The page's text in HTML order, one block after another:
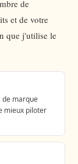
de
et de votre
que j'utilise le
de marque
mieux piloter